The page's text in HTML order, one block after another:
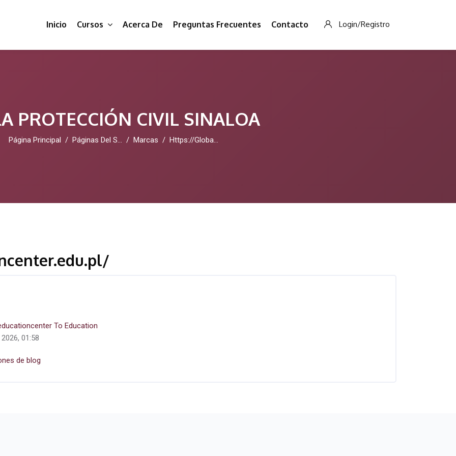
Inicio Cursos Acerca De Preguntas Frecuentes Contacto Login/Registro
PROTECCIÓN CIVIL SINALOA
Página Principal Páginas Del Sitio Marcas Https://globaleducationcenter.edu.pl/
To Education
01:58
de blog